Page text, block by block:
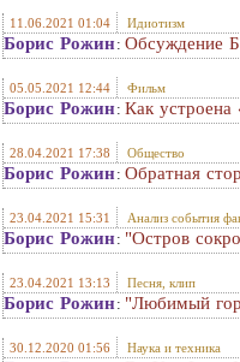
11.06.2021 01:04 Идиотизм
Борис Рожин: Обсуждение
05.05.2021 12:44 Фильм
Борис Рожин: Как устроена
28.04.2021 17:38 Общество
Борис Рожин: Обратная
23.04.2021 15:31 Анализ события
Борис Рожин: "Остров
23.04.2021 13:13 Песня, клип
Борис Рожин: "Любимый
30.12.2020 01:56 Наука и техника